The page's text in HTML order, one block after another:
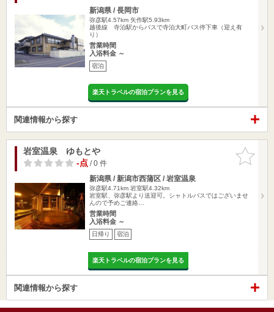
新潟県 / 長岡市
弥彦駅4.57km 矢作駅5.93km
越後線 寺泊駅からバスで寺泊大町バス停下車（迎え有
り）
営業時間
入浴料金 ～
宿泊
楽天トラベルの宿泊プランを見る
関連情報から探す
お気に入
りに追加
岩室温泉 ゆもとや
-点/ 0 件
新潟県 / 新潟市西蒲区 / 岩室温泉
弥彦駅4.71km 岩室駅4.32km
岩室駅、弥彦駅より送迎可。シャトルバスではございませ
んので予めご連絡…
営業時間
入浴料金 ～
日帰り 宿泊
楽天トラベルの宿泊プランを見る
関連情報から探す